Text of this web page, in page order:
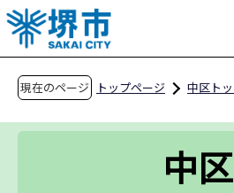
こ
の
ペ
現在のページ トップページ 中区ト
中区